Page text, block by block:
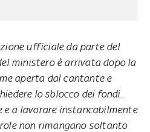
ufficiale da parte del
ministero è arrivata dopo la
aperta dal cantante e
lo sblocco dei fondi.
e a lavorare instancabilmente
non rimangano soltanto